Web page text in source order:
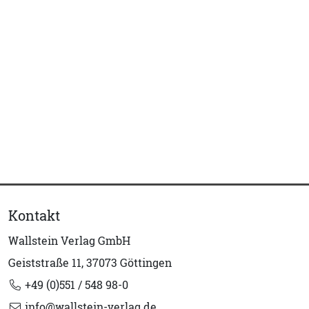
Kontakt
Wallstein Verlag GmbH
Geiststraße 11, 37073 Göttingen
+49 (0)551 / 548 98-0